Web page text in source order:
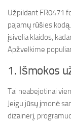
Užpildant FR0471
pajamų rūšies
įsivelia klaidos,
Apžvelkime
1. Išmokos
Tai neabejotinai
Jeigu jūsų įmonė
dizainerį,